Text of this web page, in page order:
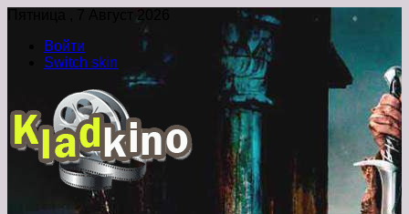
Пятница , 7 Август 2026
Войти
Switch skin